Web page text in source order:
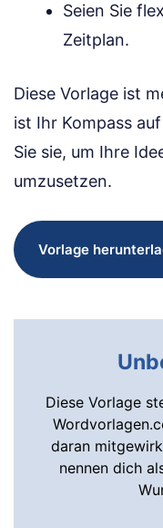
Seien Sie
Zeitplan.
Diese Vorlage ist
ist Ihr Kompass
Sie sie, um Ihre
umzusetzen.
Vorlage
Diese Vorlage
daran
nennen dich